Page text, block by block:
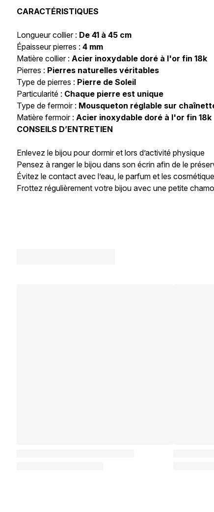
CARACTÉRISTIQUES
Longueur collier : De 41 à 45 cm
Épaisseur pierres :4 mm
Matière collier : Acier inoxydable doré à l'or fin 18k
Pierres : Pierres naturelles véritables
Type de pierres : Pierre de Soleil
Particularité : Chaque pierre est unique
Type de fermoir : Mousqueton réglable sur
Matière fermoir : Acier inoxydable doré à l'or fin 18k
CONSEILS D’ENTRETIEN
Enlevez le bijou pour dormir et lors d’activité physique
Pensez à ranger le bijou dans son écrin afin de le
Évitez le contact avec l’eau, le parfum et les
Frottez régulièrement votre bijou avec une petite